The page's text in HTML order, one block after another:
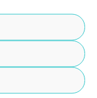
de Microsoft,
de
del cliente
APQC.
de utilizar el